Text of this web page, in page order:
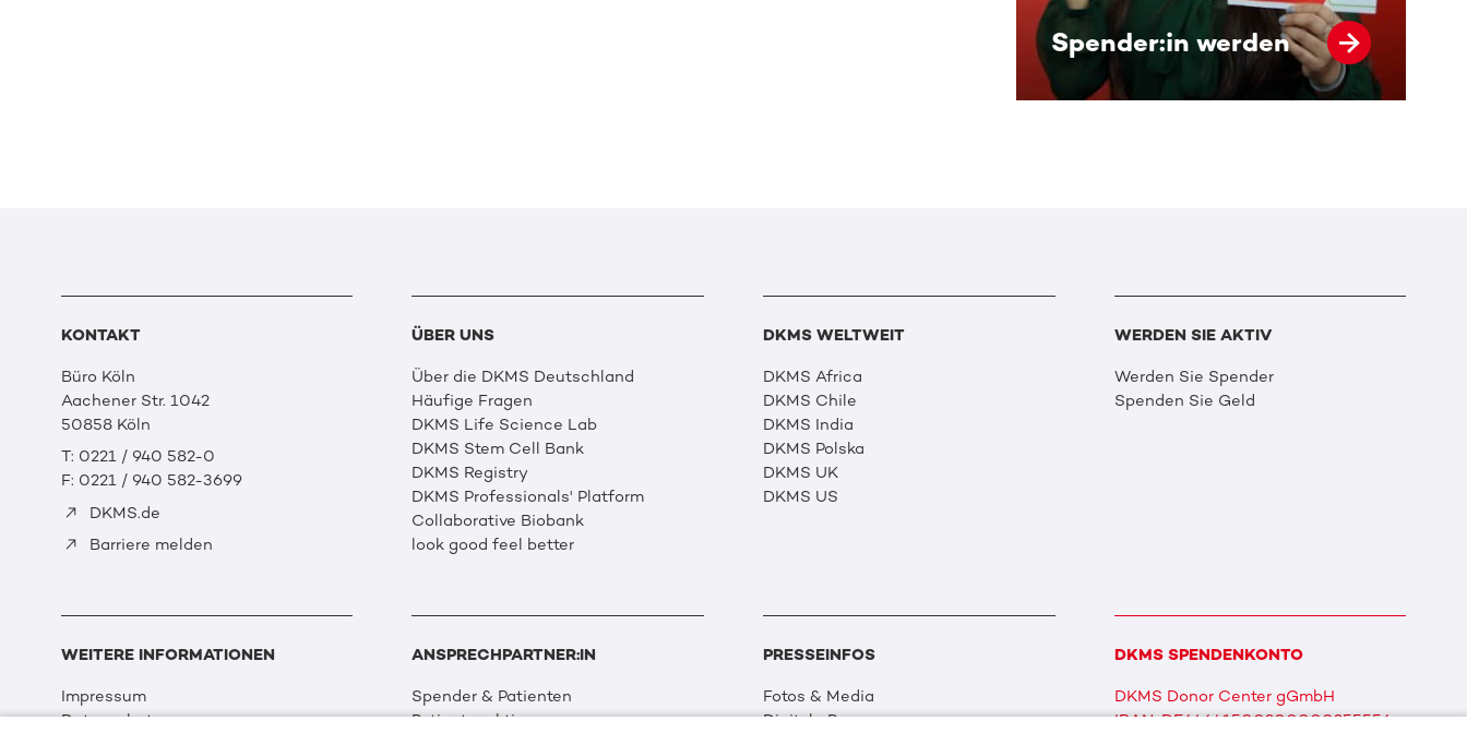
Spender:in werden
KONTAKT
Büro Köln
Aachener Str. 1042
50858 Köln
T: 0221 / 940 582-0
F: 0221 / 940 582-3699
DKMS.de
Barriere melden
ÜBER UNS
Über die DKMS Deutschland
Häufige Fragen
DKMS Life Science Lab
DKMS Stem Cell Bank
DKMS Registry
DKMS Professionals' Platform
Collaborative Biobank
look good feel better
DKMS WELTWEIT
DKMS Africa
DKMS Chile
DKMS India
DKMS Polska
DKMS UK
DKMS US
WERDEN SIE AKTIV
Werden Sie Spender
Spenden Sie Geld
WEITERE INFORMATIONEN
Impressum
Datenschutz
ANSPRECHPARTNER:IN
Spender & Patienten
Patientenaktionen
PRESSEINFOS
Fotos & Media
Digitale Pressemappen
DKMS SPENDENKONTO
DKMS Donor Center gGmbH
IBAN: DE64641500200000255556